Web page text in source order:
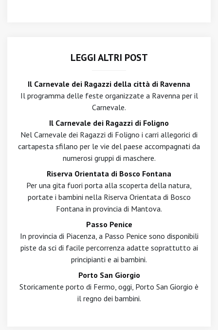
LEGGI ALTRI POST
Il Carnevale dei Ragazzi della città di Ravenna
Il programma delle feste organizzate a Ravenna per il
Carnevale.
Il Carnevale dei Ragazzi di Foligno
Nel Carnevale dei Ragazzi di Foligno i carri allegorici di
cartapesta sfilano per le vie del paese accompagnati da
numerosi gruppi di maschere.
Riserva Orientata di Bosco Fontana
Per una gita fuori porta alla scoperta della natura,
portate i bambini nella Riserva Orientata di Bosco
Fontana in provincia di Mantova.
Passo Penice
In provincia di Piacenza, a Passo Penice sono disponibili
piste da sci di facile percorrenza adatte soprattutto ai
principianti e ai bambini.
Porto San Giorgio
Storicamente porto di Fermo, oggi, Porto San Giorgio è
il regno dei bambini.